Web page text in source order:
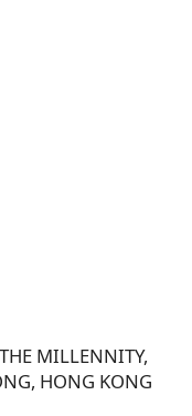
MILLENNITY,
HONG KONG